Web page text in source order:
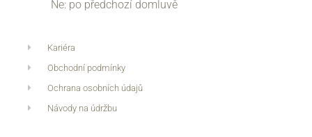
Ne: po předchozí domluvě
Kariéra
Obchodní podmínky
Ochrana osobních údajů
Návody na údržbu